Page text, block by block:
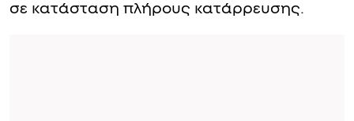
σε κατάσταση πλήρους κατάρρευσης.